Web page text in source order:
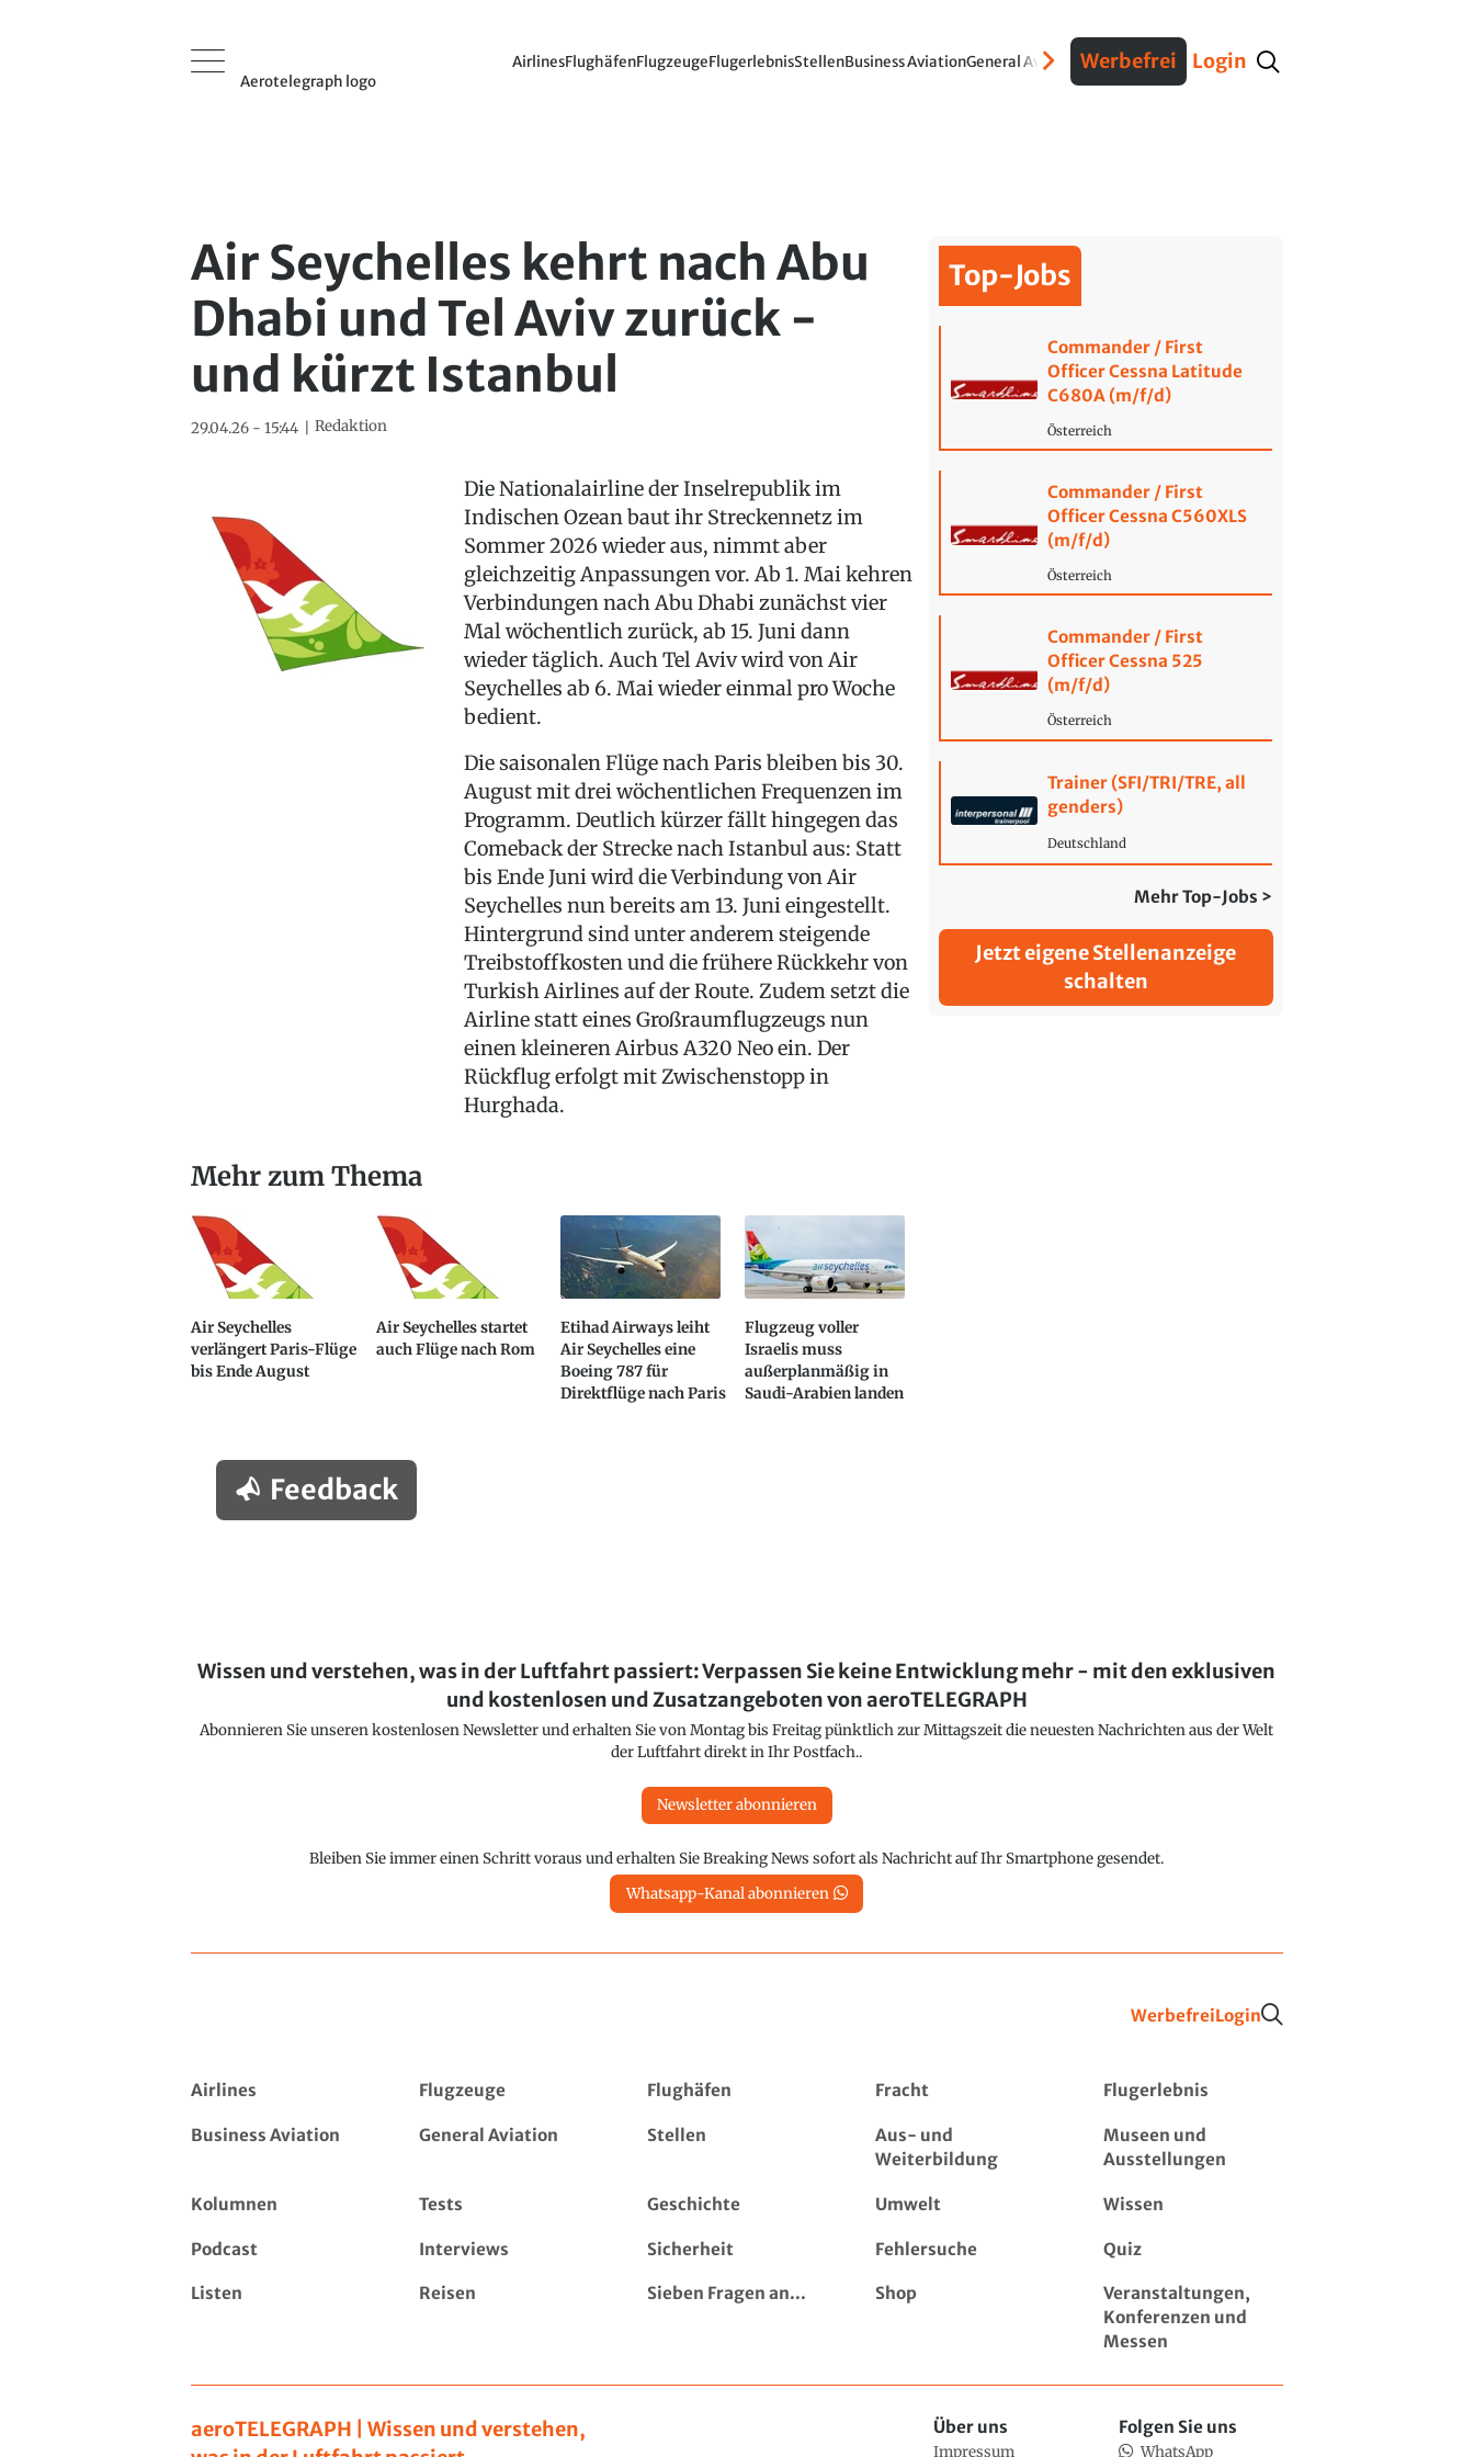
Aerotelegraph logo
AirlinesFlughäfenFlugzeugeFlugerlebnisStellenBusiness AviationGeneral AviationVerteidigungInterviews Fracht
Werbefrei Login
Air Seychelles kehrt nach Abu
Dhabi und Tel Aviv zurück -
und kürzt Istanbul
29.04.26 - 15:44 Redaktion
Die Nationalairline der Inselrepublik im
Indischen Ozean baut ihr Streckennetz im
Sommer 2026 wieder aus, nimmt aber
gleichzeitig Anpassungen vor. Ab 1. Mai kehren
Verbindungen nach Abu Dhabi zunächst vier
Mal wöchentlich zurück, ab 15. Juni dann
wieder täglich. Auch Tel Aviv wird von Air
Seychelles ab 6. Mai wieder einmal pro Woche
bedient.
Die saisonalen Flüge nach Paris bleiben bis 30.
August mit drei wöchentlichen Frequenzen im
Programm. Deutlich kürzer fällt hingegen das
Comeback der Strecke nach Istanbul aus: Statt
bis Ende Juni wird die Verbindung von Air
Seychelles nun bereits am 13. Juni eingestellt.
Hintergrund sind unter anderem steigende
Treibstoffkosten und die frühere Rückkehr von
Turkish Airlines auf der Route. Zudem setzt die
Airline statt eines Großraumflugzeugs nun
einen kleineren Airbus A320 Neo ein. Der
Rückflug erfolgt mit Zwischenstopp in
Hurghada.
Mehr zum Thema
Air Seychelles
verlängert Paris-Flüge
bis Ende August
Air Seychelles startet
auch Flüge nach Rom
Etihad Airways leiht
Air Seychelles eine
Boeing 787 für
Direktflüge nach Paris
Flugzeug voller
Israelis muss
außerplanmäßig in
Saudi-Arabien landen
Feedback
Top-Jobs
Commander / First
Officer Cessna Latitude
C680A (m/f/d)
Österreich
Commander / First
Officer Cessna C560XLS
(m/f/d)
Österreich
Commander / First
Officer Cessna 525
(m/f/d)
Österreich
Trainer (SFI/TRI/TRE, all
genders)
Deutschland
Mehr Top-Jobs >
Jetzt eigene Stellenanzeige
schalten
Wissen und verstehen, was in der Luftfahrt passiert: Verpassen Sie keine Entwicklung mehr - mit den exklusiven
und kostenlosen und Zusatzangeboten von aeroTELEGRAPH
Abonnieren Sie unseren kostenlosen Newsletter und erhalten Sie von Montag bis Freitag pünktlich zur Mittagszeit die neuesten Nachrichten aus der Welt
der Luftfahrt direkt in Ihr Postfach..
Newsletter abonnieren
Bleiben Sie immer einen Schritt voraus und erhalten Sie Breaking News sofort als Nachricht auf Ihr Smartphone gesendet.
Whatsapp-Kanal abonnieren
WerbefreiLogin
Airlines Flugzeuge Flughäfen Fracht Flugerlebnis
Business Aviation General Aviation Stellen
Aus- und
Weiterbildung
Museen und
Ausstellungen
Kolumnen Tests Geschichte Umwelt Wissen
Podcast Interviews Sicherheit Fehlersuche Quiz
Listen Reisen Sieben Fragen an... Shop
Veranstaltungen,
Konferenzen und
Messen
aeroTELEGRAPH | Wissen und verstehen,
Über uns
Impressum
Folgen Sie uns
WhatsApp